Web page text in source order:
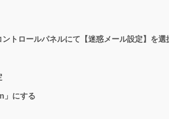
トロールパネルにて【迷惑メール設定】を選
」にする